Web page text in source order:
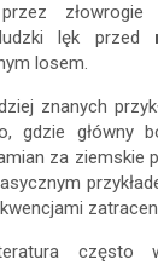
lęk przed
losem.
znanych
gdzie główny
za ziemskie
często